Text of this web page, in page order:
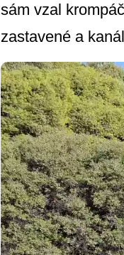
sám vzal
zastavené a